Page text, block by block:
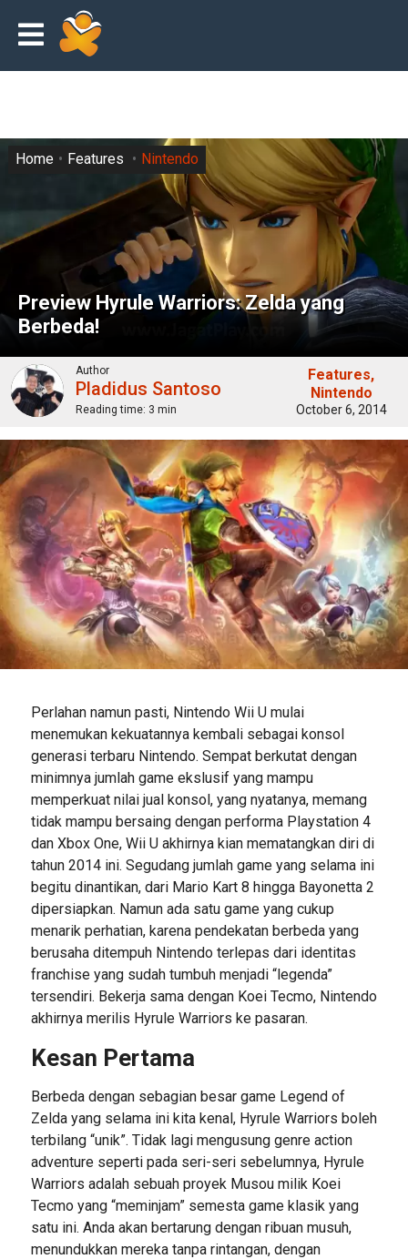
Preview Hyrule Warriors: Zelda yang
Berbeda!
Home Features Nintendo
Author
Pladidus Santoso
Reading time: 3 min
Features
Nintendo
October 6, 2014
Perlahan namun pasti, Nintendo Wii U mulai
menemukan kekuatannya kembali sebagai konsol
generasi terbaru Nintendo. Sempat berkutat dengan
minimnya jumlah game ekslusif yang mampu
memperkuat nilai jual konsol, yang nyatanya, memang
tidak mampu bersaing dengan performa Playstation 4
dan Xbox One, Wii U akhirnya kian mematangkan diri di
tahun 2014 ini. Segudang jumlah game yang selama ini
begitu dinantikan, dari Mario Kart 8 hingga Bayonetta 2
dipersiapkan. Namun ada satu game yang cukup
menarik perhatian, karena pendekatan berbeda yang
berusaha ditempuh Nintendo terlepas dari identitas
franchise yang sudah tumbuh menjadi “legenda”
tersendiri. Bekerja sama dengan Koei Tecmo, Nintendo
akhirnya merilis Hyrule Warriors ke pasaran.
Kesan Pertama
Berbeda dengan sebagian besar game Legend of
Zelda yang selama ini kita kenal, Hyrule Warriors boleh
terbilang “unik”. Tidak lagi mengusung genre action
adventure seperti pada seri-seri sebelumnya, Hyrule
Warriors adalah sebuah proyek Musou milik Koei
Tecmo yang “meminjam” semesta game klasik yang
satu ini. Anda akan bertarung dengan ribuan musuh,
menundukkan mereka tanpa rintangan, dengan